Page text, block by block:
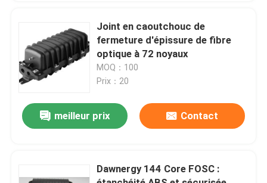
Contrôle de qualité
Contactez-nous
Nouvelles
Demandez une citation
Joint en caoutchouc de
fermeture d'épissure de fibre
optique à 72 noyaux
MOQ：100
Prix：20
meilleur prix Contact
Dawnergy 144 Core FOSC :